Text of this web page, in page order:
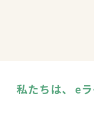
私たちは、 e